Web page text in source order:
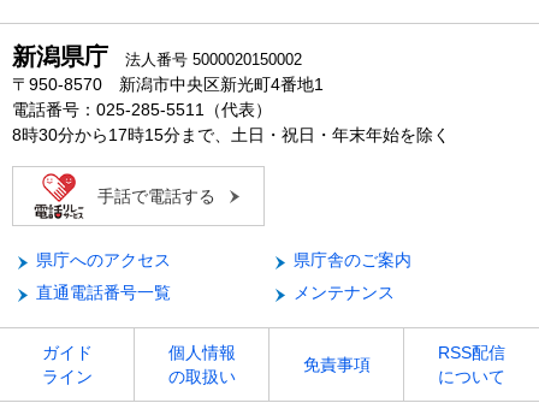
新潟県庁 法人番号 5000020150002
〒950-8570 新潟市中央区新光町4番地1
電話番号：025-285-5511（代表）
8時30分から17時15分まで、土日・祝日・年末年始を除く
手話で電話する
県庁へのアクセス
県庁舎のご案内
直通電話番号一覧
メンテナンス
ガイド
ライン
個人情報
の取扱い
免責事項
RSS配信
について